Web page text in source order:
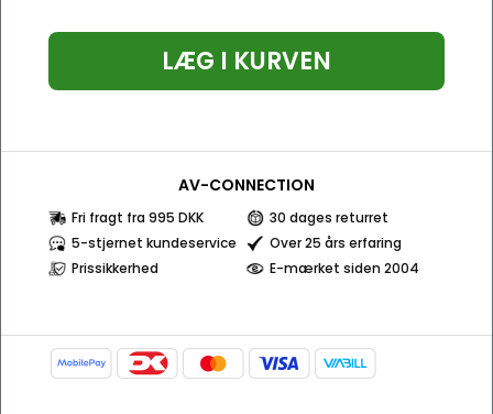
LÆG I KURVEN
AV-CONNECTION
Fri fragt fra 995 DKK
30 dages returret
5-stjernet kundeservice
Over 25 års erfaring
Prissikkerhed
E-mærket siden 2004